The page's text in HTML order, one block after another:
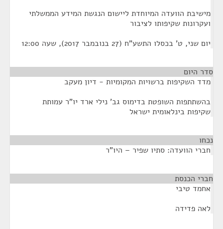
מישיבת הוועדה המיוחדת ליישום הנגשת המידע הממשלתי
ועקרונות שקיפותו לציבור
יום שני, ט' בכסלו התשע"ח (27 בנובמבר 2017), שעה 12:00
סדר היום
מדד השקיפות ברשויות המקומיות - דיון מעקב
בהשתתפות השופטת בדימוס גב' נילי ארד יו"ר עמותת
שקיפות בינלאומית ישראל
נכחו
חברי הוועדה: סתיו שפיר – היו"ר
חברי הכנסת
אחמד טיבי
לאה פדידה